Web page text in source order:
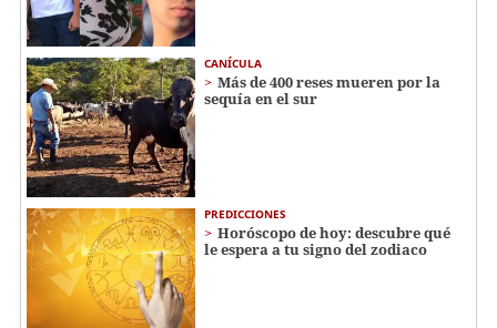
CANÍCULA
Más de 400 reses mueren por la
sequía en el sur
PREDICCIONES
Horóscopo de hoy: descubre qué
le espera a tu signo del zodiaco